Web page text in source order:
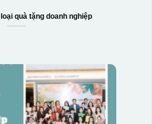
quà tặng doanh nghiệp